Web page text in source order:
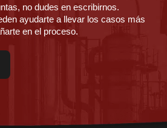
no dudes en escribirnos.
ayudarte a llevar los casos más
en el proceso.